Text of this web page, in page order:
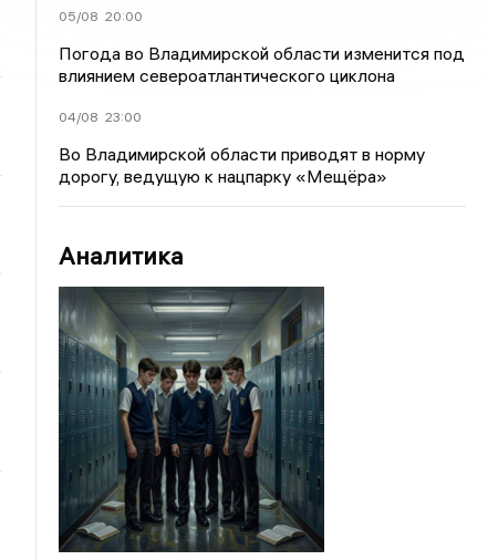
05/08 20:00
Погода во Владимирской области изменится под
влиянием североатлантического циклона
04/08 23:00
Во Владимирской области приводят в норму
дорогу, ведущую к нацпарку «Мещёра»
Аналитика